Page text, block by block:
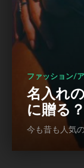
ファッション/
名入れ
に贈る？
今も昔も人気